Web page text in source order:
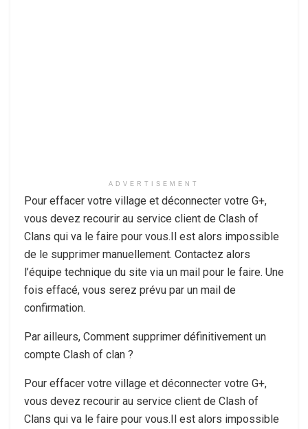
ADVERTISEMENT
Pour effacer votre village et déconnecter votre G+,
vous devez recourir au service client de Clash of
Clans qui va le faire pour vous.Il est alors impossible
de le supprimer manuellement. Contactez alors
l’équipe technique du site via un mail pour le faire. Une
fois effacé, vous serez prévu par un mail de
confirmation.
Par ailleurs, Comment supprimer définitivement un
compte Clash of clan ?
Pour effacer votre village et déconnecter votre G+,
vous devez recourir au service client de Clash of
Clans qui va le faire pour vous.Il est alors impossible